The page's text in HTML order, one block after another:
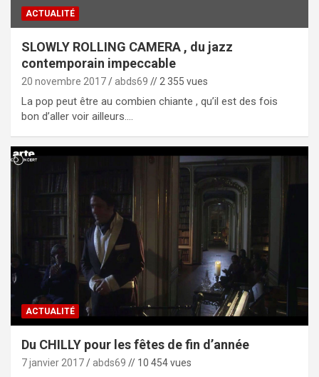
ACTUALITÉ
SLOWLY ROLLING CAMERA , du jazz
contemporain impeccable
20 novembre 2017 abds69 // 2 355 vues
La pop peut être au combien chiante , qu’il est des fois
bon d’aller voir ailleurs.…
ACTUALITÉ
Du CHILLY pour les fêtes de fin d’année
7 janvier 2017 abds69 // 10 454 vues